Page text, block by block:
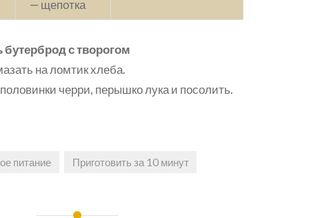
— щепотка
бутерброд с творогом
на ломтик хлеба.
черри, перышко лука и посолить.
питание Приготовить за 10 минут